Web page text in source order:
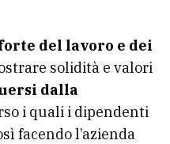
del lavoro e dei
solidità e valori
dalla
i quali i dipendenti
facendo l’azienda